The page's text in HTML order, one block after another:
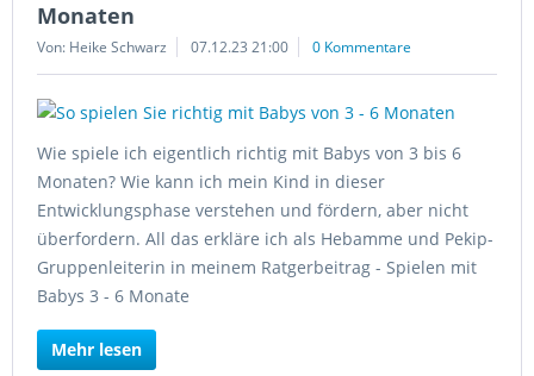
Monaten
Von: Heike Schwarz 07.12.23 21:00 0 Kommentare
Wie spiele ich eigentlich richtig mit Babys von 3 bis 6
Monaten? Wie kann ich mein Kind in dieser
Entwicklungsphase verstehen und fördern, aber nicht
überfordern. All das erkläre ich als Hebamme und Pekip-
Gruppenleiterin in meinem Ratgerbeitrag - Spielen mit
Babys 3 - 6 Monate
Mehr lesen